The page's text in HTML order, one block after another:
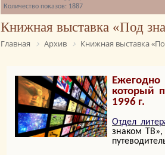
Количество показов: 1887
Книжная выставка «Под
Главная Архив Книжная выставка
который
1996 г.
Отдел
знаком ТВ»,